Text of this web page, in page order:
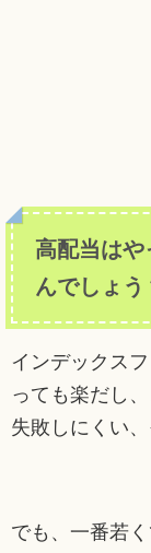
高配当はや
んでしょう
インデックス
っても楽だし
失敗しにくい
でも、一番若